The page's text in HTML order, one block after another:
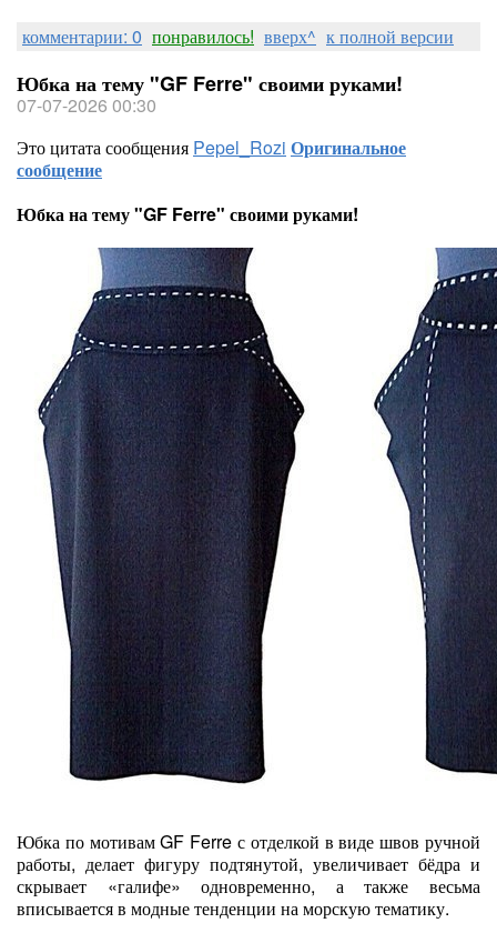
комментарии: 0 понравилось! вверх^ к полной версии
Юбка на тему "GF Ferre" своими руками!
07-07-2026 00:30
Это цитата сообщения Pepel_Rozi Оригинальное
сообщение
Юбка на тему "GF Ferre" своими руками!
Юбка по мотивам GF Ferre с отделкой в виде швов ручной
работы, делает фигуру подтянутой, увеличивает бёдра и
скрывает «галифе» одновременно, а также весьма
вписывается в модные тенденции на морскую тематику.